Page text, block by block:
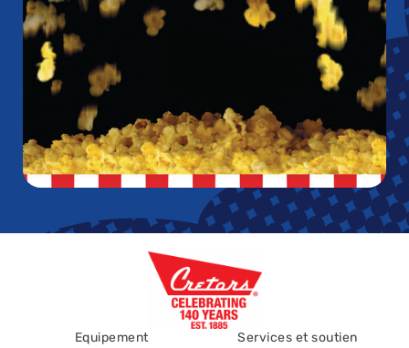
Equipement Services et soutien